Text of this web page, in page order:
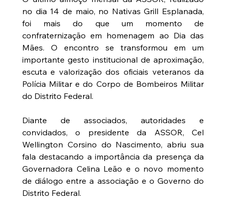
no dia 14 de maio, no Nativas Grill Esplanada,
foi mais do que um momento de
confraternização em homenagem ao Dia das
Mães. O encontro se transformou em um
importante gesto institucional de aproximação,
escuta e valorização dos oficiais veteranos da
Polícia Militar e do Corpo de Bombeiros Militar
do Distrito Federal.
Diante de associados, autoridades e
convidados, o presidente da ASSOR, Cel
Wellington Corsino do Nascimento, abriu sua
fala destacando a importância da presença da
Governadora Celina Leão e o novo momento
de diálogo entre a associação e o Governo do
Distrito Federal.